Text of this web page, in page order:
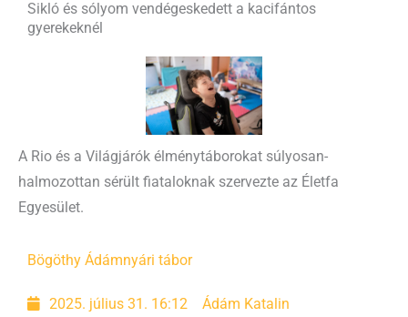
Sikló és sólyom vendégeskedett a kacifántos
gyerekeknél
A Rio és a Világjárók élménytáborokat súlyosan-
halmozottan sérült fiataloknak szervezte az Életfa
Egyesület.
Bögöthy Ádámnyári tábor
2025. július 31. 16:12 Ádám Katalin